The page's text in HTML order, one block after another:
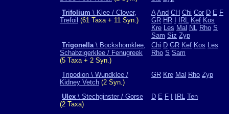
Trifolium \ Klee / Clover,
Trefoil (61 Taxa + 11 Syn.)
A And CH Chi Cor D E F
GR HR IRL Kef Kos
Kre Les Mal NL Rho S
Sam Siz Zyp
Trigonella\ Bockshornklee,
Schabzigerklee / Fenugreek
(5 Taxa + 2 Syn.)
Chi D GR Kef Kos Les
Rho S Sam
Tripodion \ Wundklee /
Kidney Vetch (2 Syn.)
GR Kre Mal Rho Zyp
Ulex \ Stechginster / Gorse
(2 Taxa)
D E F IRL Ten